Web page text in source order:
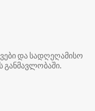
და სადღეღამისო